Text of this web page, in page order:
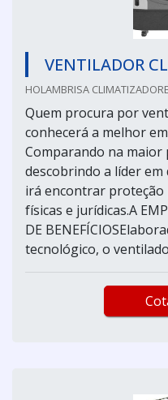
VENTILADOR
HOLAMBRISA
Quem procura por
conhecerá a melhor
Comparando na maior
descobrindo a líder em
irá encontrar proteção
físicas e jurídicas.A
DE
tecnológico, o